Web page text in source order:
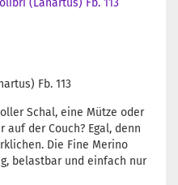
Fb. 113
Schal, eine Mütze oder
der Couch? Egal, denn
Die Fine Merino
belastbar und einfach nur